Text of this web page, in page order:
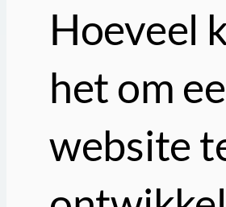
Hoeveel
het om
website